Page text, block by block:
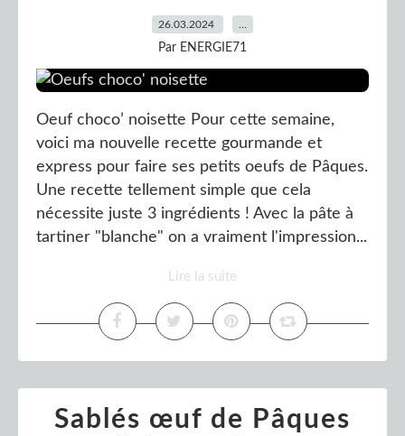
26.03.2024
Par ENERGIE71
Oeuf choco’ noisette Pour cette semaine,
voici ma nouvelle recette gourmande et
express pour faire ses petits oeufs de Pâques.
Une recette tellement simple que cela
nécessite juste 3 ingrédients ! Avec la pâte à
tartiner "blanche" on a vraiment l'impression...
Lire la suite
Sablés œuf de Pâques